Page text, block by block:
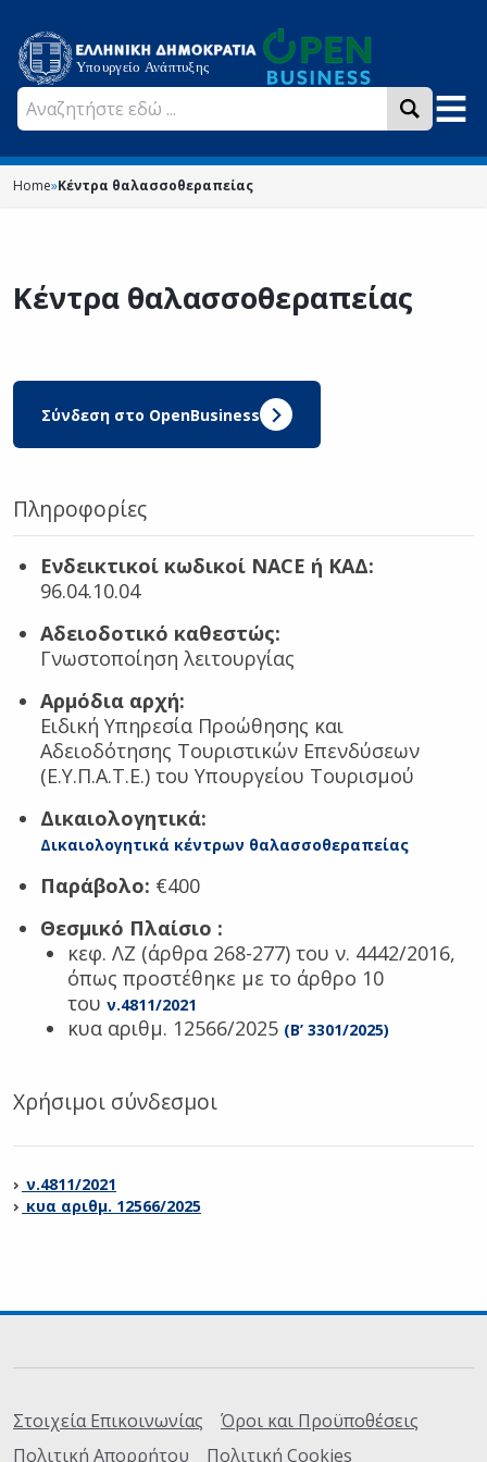
Home»Κέντρα θαλασσοθεραπείας
Κέντρα θαλασσοθεραπείας
Σύνδεση στο OpenBusiness
Πληροφορίες
Ενδεικτικοί κωδικοί NACE ή ΚΑΔ:
96.04.10.04
Αδειοδοτικό καθεστώς:
Γνωστοποίηση λειτουργίας
Αρμόδια αρχή:
Ειδική Υπηρεσία Προώθησης και
Αδειοδότησης Τουριστικών Επενδύσεων
(Ε.Υ.Π.Α.Τ.Ε.) του Υπουργείου Τουρισμού
Δικαιολογητικά:
Δικαιολογητικά κέντρων θαλασσοθεραπείας
Παράβολο: €400
Θεσμικό Πλαίσιο :
κεφ. ΛΖ (άρθρα 268-277) του ν. 4442/2016,
όπως προστέθηκε με το άρθρο 10
του ν.4811/2021
κυα αριθμ. 12566/2025 (Β’ 3301/2025)
Χρήσιμοι σύνδεσμοι
ν.4811/2021
κυα αριθμ. 12566/2025
Σύνδεσμοι
Στοιχεία Επικοινωνίας
Όροι και Προϋποθέσεις
Πολιτική Απορρήτου
Πολιτική Cookies